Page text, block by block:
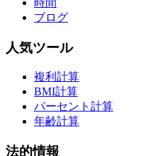
時間
ブログ
人気ツール
複利計算
BMI計算
パーセント計算
年齢計算
法的情報